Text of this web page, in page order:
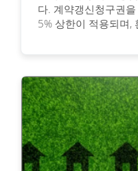
다. 계약갱신청구권
5% 상한이 적용되며,